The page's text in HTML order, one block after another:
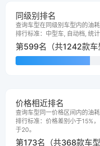
同级别排名
查询车型在同级别车型内的油
排行标准：中型车, 自动档, 统
第599名（共1242款车
价格相近排名
查询车型同一价格区间内的油
排行标准：价格差别小于15%
于20。
第173名（共368款车型